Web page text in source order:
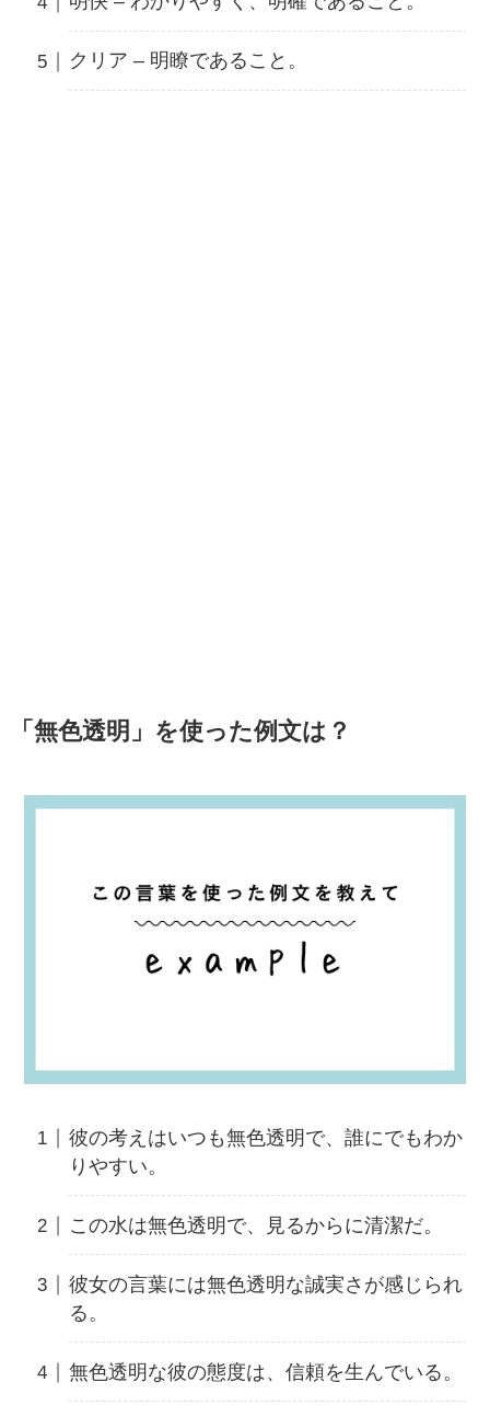
クリア – 明瞭であること。
「無色透明」を使った例文は？
彼の考えはいつも無色透明で、誰にでもわか
りやすい。
この水は無色透明で、見るからに清潔だ。
彼女の言葉には無色透明な誠実さが感じられ
る。
無色透明な彼の態度は、信頼を生んでいる。